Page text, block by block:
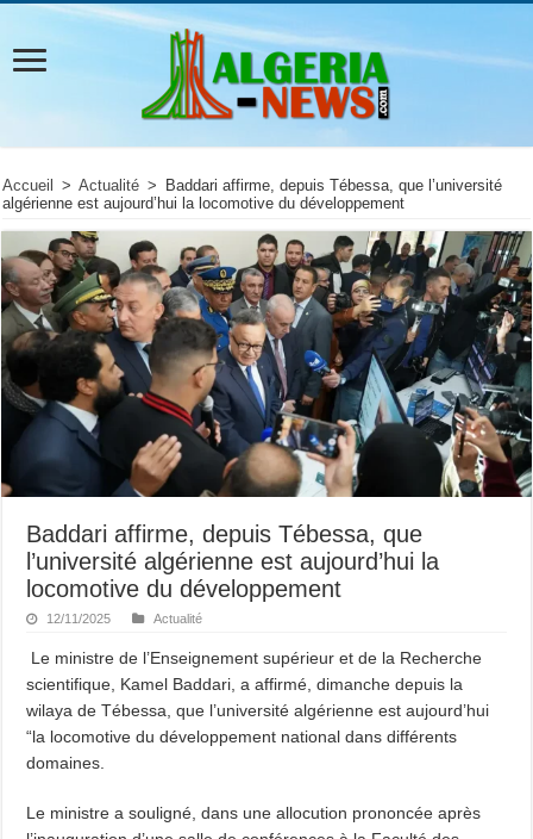
Accueil > Actualité >
Baddari affirme, depuis Tébessa, que l’université
algérienne est aujourd’hui la locomotive du développement
Baddari affirme, depuis Tébessa, que
l’université algérienne est aujourd’hui la
locomotive du développement
12/11/2025 Actualité
Le ministre de l’Enseignement supérieur et de la Recherche
scientifique, Kamel Baddari, a affirmé, dimanche depuis la
wilaya de Tébessa, que l’université algérienne est aujourd’hui
“la locomotive du développement national dans différents
domaines.
Le ministre a souligné, dans une allocution prononcée après